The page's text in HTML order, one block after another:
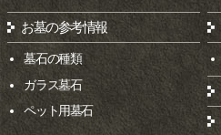
お墓の参考情報
墓石の種類
ガラス墓石
ペット用墓石